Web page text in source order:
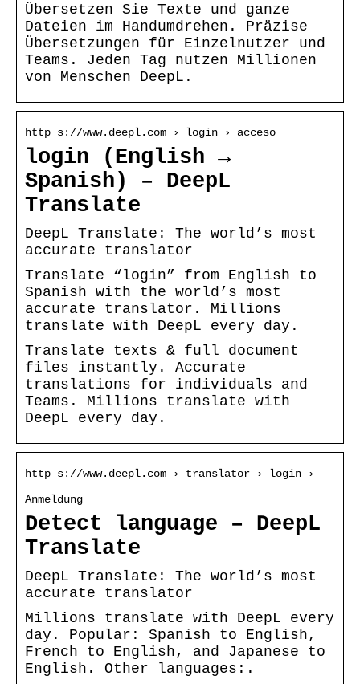
Übersetzen Sie Texte und ganze
Dateien im Handumdrehen. Präzise
Übersetzungen für Einzelnutzer und
Teams. Jeden Tag nutzen Millionen
von Menschen DeepL.
http s://www.deepl.com › login › acceso
login (English →
Spanish) – DeepL
Translate
DeepL Translate: The world’s most
accurate translator
Translate “login” from English to
Spanish with the world’s most
accurate translator. Millions
translate with DeepL every day.
Translate texts & full document
files instantly. Accurate
translations for individuals and
Teams. Millions translate with
DeepL every day.
http s://www.deepl.com › translator › login ›
Anmeldung
Detect language – DeepL
Translate
DeepL Translate: The world’s most
accurate translator
Millions translate with DeepL every
day. Popular: Spanish to English,
French to English, and Japanese to
English. Other languages:.